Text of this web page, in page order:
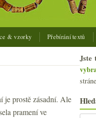
& vzorky Přebírání textů
prostě zásadní. Ale
pramení ve
Jste